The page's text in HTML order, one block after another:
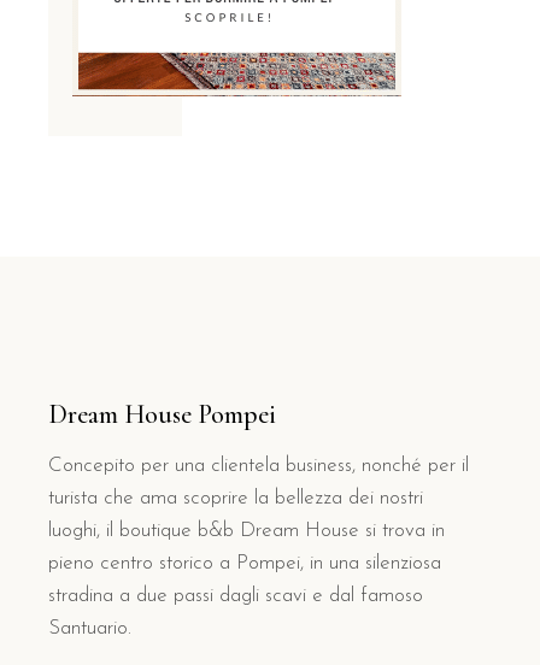
Dream House Pompei
Concepito per una clientela business, nonché per il
turista che ama scoprire la bellezza dei nostri
luoghi, il boutique b&b Dream House si trova in
pieno centro storico a Pompei, in una silenziosa
stradina a due passi dagli scavi e dal famoso
Santuario.